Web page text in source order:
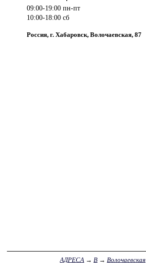
09:00-19:00 пн-пт
10:00-18:00 сб
Россия, г. Хабаровск, Волочаевская, 87
АДРЕСА → В → Волочаевская